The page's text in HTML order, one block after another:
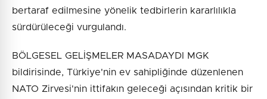
bertaraf edilmesine yönelik tedbirlerin kararlılıkla
sürdürüleceği vurgulandı.
BÖLGESEL GELİŞMELER MASADAYDI MGK
bildirisinde, Türkiye'nin ev sahipliğinde düzenlenen
NATO Zirvesi'nin ittifakın geleceği açısından kritik bir